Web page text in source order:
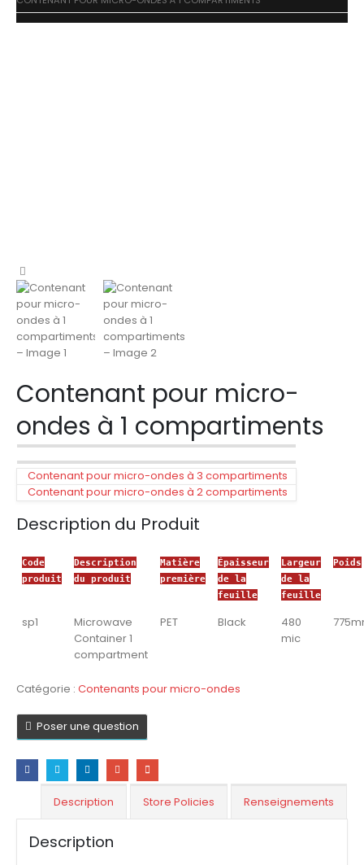
Contenant pour micro-
ondes à 1 compartiments
Contenant pour micro-ondes à 3 compartiments
Contenant pour micro-ondes à 2 compartiments
Description du Produit
Code
produit
Description
du produit
Matière
première
Épaisseur
de la
feuille
Largeur
de la
feuille
Poids
sp1
Microwave
Container 1
compartment
PET Black
480
mic
Catégorie : Contenants pour micro-ondes
Poser une question
Description Store Policies Renseignements
Description